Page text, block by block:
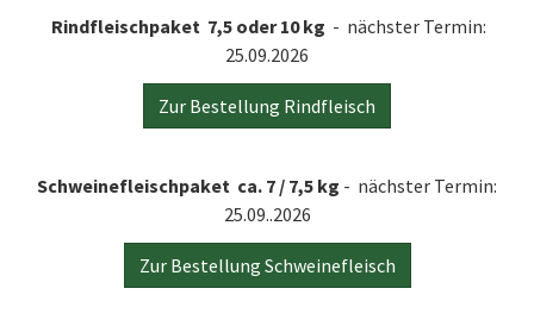
Rindfleischpaket 7,5 oder 10 kg - nächster Termin:
25.09.2026
Zur Bestellung Rindfleisch
Schweinefleischpaket ca. 7 / 7,5 kg - nächster Termin:
25.09..2026
Zur Bestellung Schweinefleisch